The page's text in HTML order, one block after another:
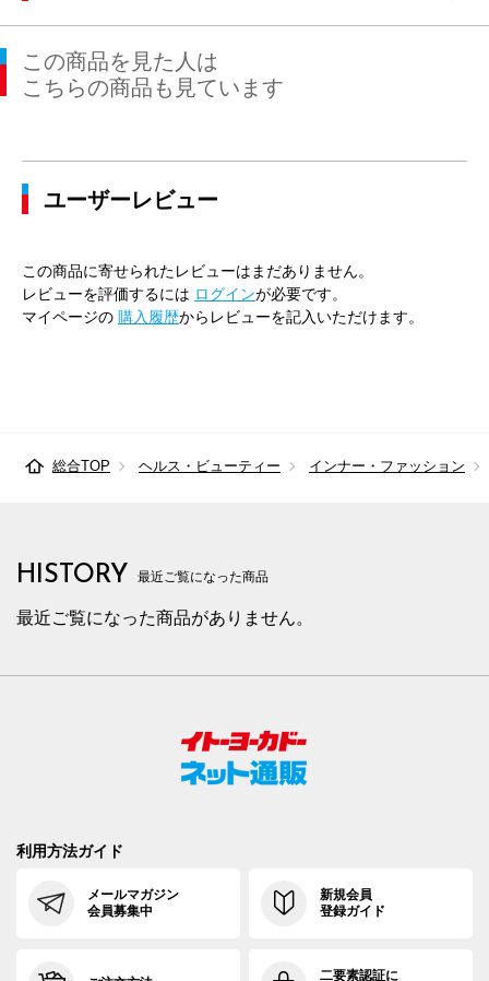
この商品を見た人は
こちらの商品も見ています
ユーザーレビュー
この商品に寄せられたレビューはまだありません。
レビューを評価するには ログインが必要です。
マイページの 購入履歴からレビューを記入いただけます。
総合TOP ヘルス・ビューティー インナー・ファッション
HISTORY 最近ご覧になった商品
最近ご覧になった商品がありません。
利用方法ガイド
メールマガジン
会員募集中
新規会員
登録ガイド
二要素認証に